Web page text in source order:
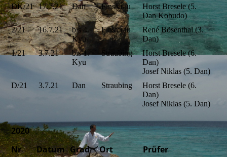
DK/21 17.7.21 Dan Finsterau
Horst Bresele (5.
Dan Kobudo)
2/21
16.7.21
bis 4.
Kyu
Finsterau
René Bösenthal (3.
Dan)
1/21
3.7.21
bis 1.
Kyu
Straubing
Horst Bresele (6.
Dan)
Josef Niklas (5. Dan)
D/21
3.7.21 Dan Straubing
Horst Bresele (6.
Dan)
Josef Niklas (5. Dan)
2020
Nr
Datum Grad Ort Prüfer